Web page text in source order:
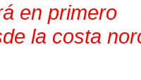
en primero
la costa